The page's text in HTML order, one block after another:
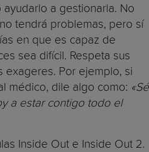
a gestionarla. No
tendrá problemas, pero sí
en que es capaz de
sea difícil. Respeta sus
exageres. Por ejemplo, si
médico, dile algo como: «Sé
a estar contigo todo el
Inside Out e Inside Out 2.